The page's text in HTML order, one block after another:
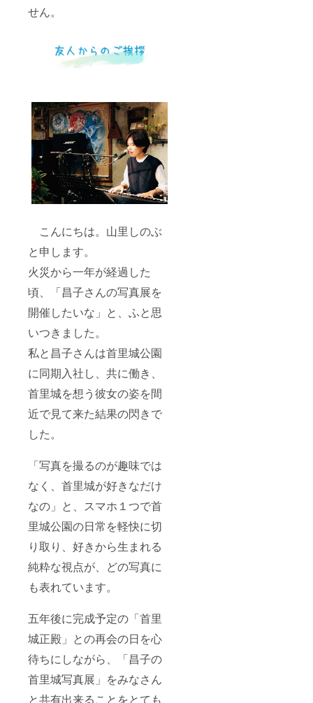
せん。
こんにちは。山里しのぶ
と申します。
火災から一年が経過した
頃、「昌子さんの写真展を
開催したいな」と、ふと思
いつきました。
私と昌子さんは首里城公園
に同期入社し、共に働き、
首里城を想う彼女の姿を間
近で見て来た結果の閃きで
した。
「写真を撮るのが趣味では
なく、首里城が好きなだけ
なの」と、スマホ１つで首
里城公園の日常を軽快に切
り取り、好きから生まれる
純粋な視点が、どの写真に
も表れています。
五年後に完成予定の「首里
城正殿」との再会の日を心
待ちにしながら、「昌子の
首里城写真展」をみなさん
と共有出来ることをとても